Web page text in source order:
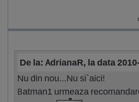
De la: AdrianaR, la data
Nu din nou...Nu si`aici!
Batman1 urmeaza